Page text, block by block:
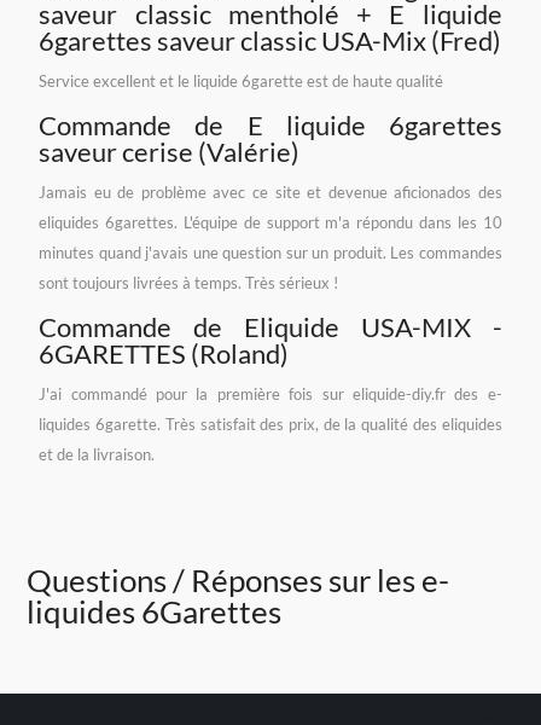
saveur classic mentholé + E liquide
6garettes saveur classic USA-Mix (Fred)
Service excellent et le liquide 6garette est de haute qualité
Commande de E liquide 6garettes
saveur cerise (Valérie)
Jamais eu de problème avec ce site et devenue aficionados des
eliquides 6garettes. L'équipe de support m'a répondu dans les 10
minutes quand j'avais une question sur un produit. Les commandes
sont toujours livrées à temps. Très sérieux !
Commande de Eliquide USA-MIX -
6GARETTES (Roland)
J'ai commandé pour la première fois sur eliquide-diy.fr des e-
liquides 6garette. Très satisfait des prix, de la qualité des eliquides
et de la livraison.
Questions / Réponses sur les e-
liquides 6Garettes